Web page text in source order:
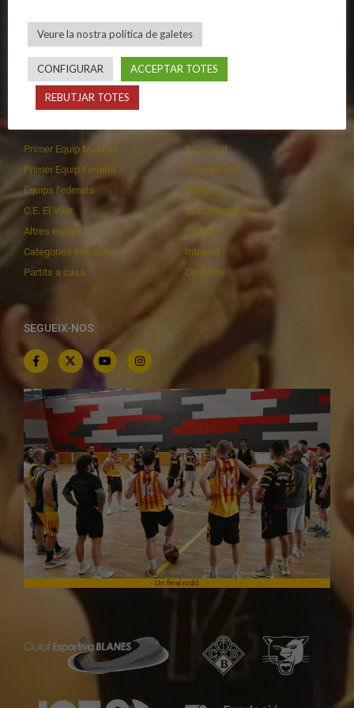
Política de privadesa
Política de galetes
C.E. El Vilar
Escola
Primer Equip Masculí
Primer Equip Femení
Equips federats
C.E. El Vilar
Altres equips
Categories inferiors
Partits a casa
Actualitat
Inscripcions
Botiga
Documentació
Playoff
Intranet
Contacte
SEGUEIX-NOS
Un final rodó
Veure la nostra política de galetes
CONFIGURAR ACCEPTAR TOTES
REBUTJAR TOTES